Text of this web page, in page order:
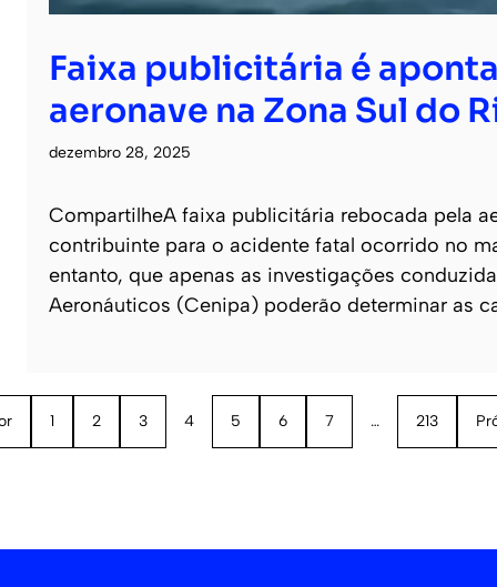
Faixa publicitária é
aeronave na Zona Sul do
dezembro 28, 2025
CompartilheA faixa publicitária rebocada pela
contribuinte para o acidente fatal ocorrido no
entanto, que apenas as investigações
Aeronáuticos (Cenipa) poderão determinar as
1 2 3 4 5 6 7 … 213